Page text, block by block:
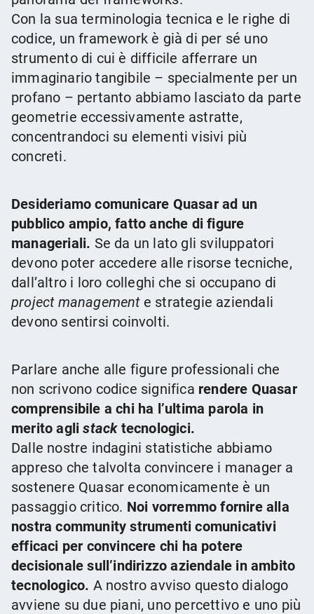
Con la sua terminologia tecnica e le righe di
codice, un framework è già di per sé uno
strumento di cui è difficile afferrare un
immaginario tangibile – specialmente per un
profano – pertanto abbiamo lasciato da parte
geometrie eccessivamente astratte,
concentrandoci su elementi visivi più
concreti.
Desideriamo comunicare Quasar ad un
pubblico ampio, fatto anche di figure
manageriali. Se da un lato gli sviluppatori
devono poter accedere alle risorse tecniche,
dall’altro i loro colleghi che si occupano di
project managemente strategie aziendali
devono sentirsi coinvolti.
Parlare anche alle figure professionali che
non scrivono codice significa rendere Quasar
comprensibile a chi ha l’ultima parola in
merito aglistacktecnologici.
Dalle nostre indagini statistiche abbiamo
appreso che talvolta convincere i manager a
sostenere Quasar economicamente è un
passaggio critico. Noi vorremmo fornire alla
nostra community strumenti comunicativi
efficaci per convincere chi ha potere
decisionale sull’indirizzo aziendale in ambito
tecnologico. A nostro avviso questo dialogo
avviene su due piani, uno percettivo e uno più